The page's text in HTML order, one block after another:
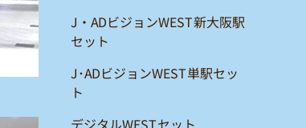
J・ADビジョンWEST新大阪駅
セット
J･ADビジョンWEST単駅セッ
ト
デジタルWESTセット